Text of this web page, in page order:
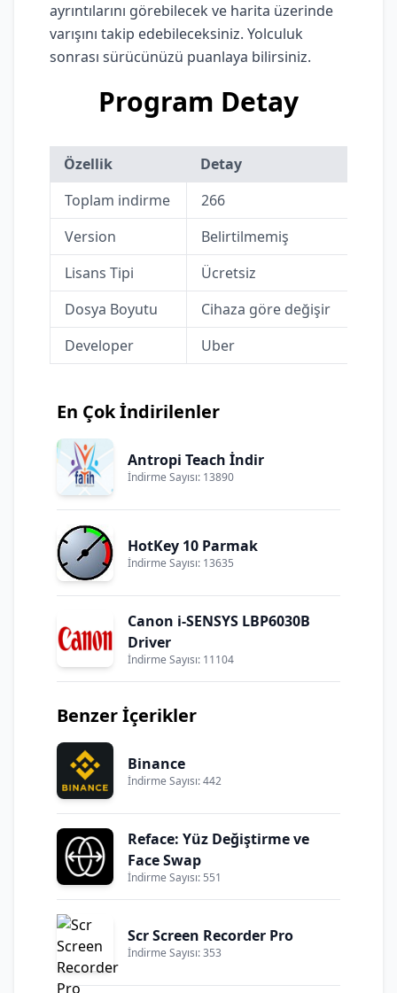
ayrıntılarını görebilecek ve harita üzerinde
varışını takip edebileceksiniz. Yolculuk
sonrası sürücünüzü puanlaya bilirsiniz.
Program Detay
Özellik
Detay
Toplam indirme
266
Version
Belirtilmemiş
Lisans Tipi
Ücretsiz
Dosya Boyutu
Cihaza göre değişir
Developer
Uber
En Çok İndirilenler
Antropi Teach İndir
İndirme Sayısı: 13890
HotKey 10 Parmak
İndirme Sayısı: 13635
Canon i-SENSYS LBP6030B
Driver
İndirme Sayısı: 11104
Benzer İçerikler
Binance
İndirme Sayısı: 442
Reface: Yüz Değiştirme ve
Face Swap
İndirme Sayısı: 551
Scr Screen Recorder Pro
İndirme Sayısı: 353